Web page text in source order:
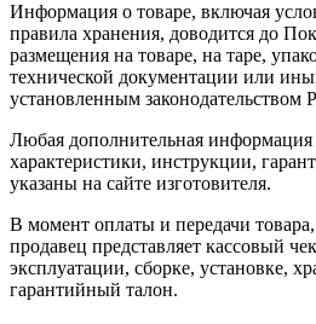
Информация о товаре, включая
правила хранения, доводится до
размещения на товаре, на таре,
технической документации или
установленным законодательством
Любая дополнительная информация
характеристики, инструкции,
указаны на сайте изготовителя.
В момент оплаты и передачи
продавец представляет кассовый
эксплуатации, сборке, установке,
гарантийный талон.